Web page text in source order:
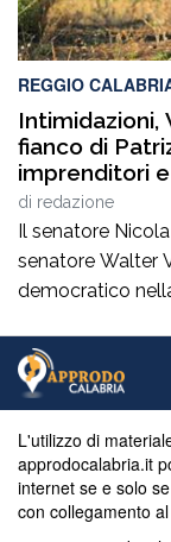
REGGIO
Intimidazioni,
fianco di
imprenditori
essere lasciati
di redazione
Il senatore
senatore Walter
democratico
imprenditrice
stata più volte
L’ultimo grave
L'utilizzo di
approdocalabria.it
internet se e solo
con collegamento